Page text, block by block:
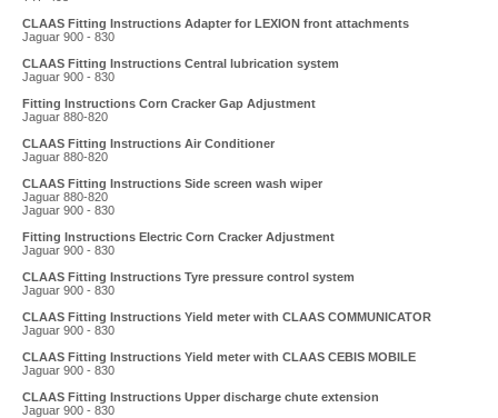
CLAAS Fitting Instructions Adapter for LEXION front attachments
Jaguar 900 - 830
CLAAS Fitting Instructions Central lubrication system
Jaguar 900 - 830
Fitting Instructions Corn Cracker Gap Adjustment
Jaguar 880-820
CLAAS Fitting Instructions Air Conditioner
Jaguar 880-820
CLAAS Fitting Instructions Side screen wash wiper
Jaguar 880-820
Jaguar 900 - 830
Fitting Instructions Electric Corn Cracker Adjustment
Jaguar 900 - 830
CLAAS Fitting Instructions Tyre pressure control system
Jaguar 900 - 830
CLAAS Fitting Instructions Yield meter with CLAAS COMMUNICATOR
Jaguar 900 - 830
CLAAS Fitting Instructions Yield meter with CLAAS CEBIS MOBILE
Jaguar 900 - 830
CLAAS Fitting Instructions Upper discharge chute extension
Jaguar 900 - 830